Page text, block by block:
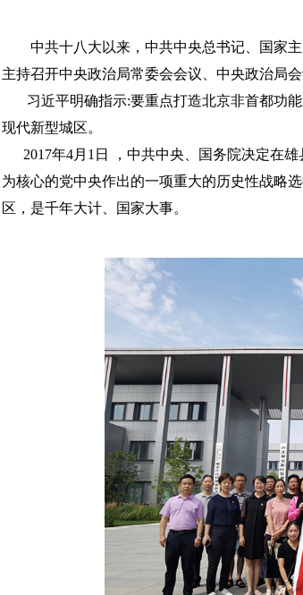
中共十八大以来，中共中央总书记、国家
主持召开中央政治局常委会会议、中央政治局
习近平明确指示:要重点打造北京非首都功能
现代新型城区。
2017年4月1日 ，中共中央、国务院决定在雄
为核心的党中央作出的一项重大的历史性战略
区，是千年大计、国家大事。